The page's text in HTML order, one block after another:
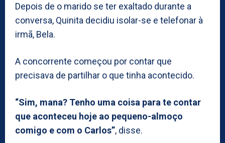
Depois de o marido se ter exaltado durante a
conversa, Quinita decidiu isolar-se e telefonar à
irmã, Bela.
A concorrente começou por contar que
precisava de partilhar o que tinha acontecido.
“Sim, mana? Tenho uma coisa para te contar
que aconteceu hoje ao pequeno-almoço
comigo e com o Carlos”, disse.